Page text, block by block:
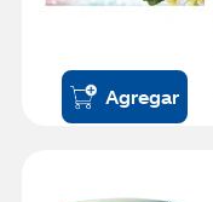
Agregar